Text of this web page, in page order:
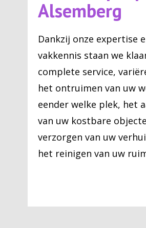
Alsemberg
Dankzij onze expertise
vakkennis staan we
complete service,
het ontruimen van uw
eender welke plek, het
van uw kostbare
verzorgen van uw
het reinigen van uw